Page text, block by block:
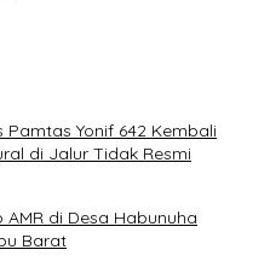
Yonif 642 Kembali
di Jalur Tidak Resmi
di Desa Habunuha
Barat